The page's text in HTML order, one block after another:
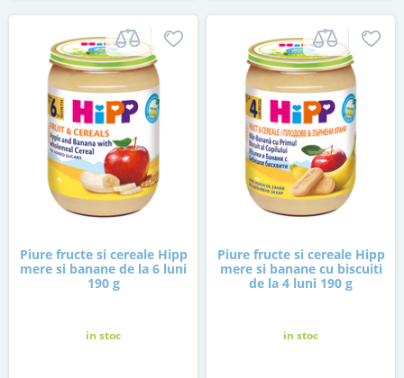
Piure fructe si cereale Hipp
mere si banane de la 6 luni
190 g
in stoc
Piure fructe si cereale Hipp
mere si banane cu biscuiti
de la 4 luni 190 g
in stoc